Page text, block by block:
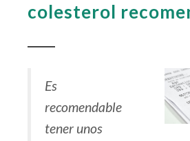
colesterol
Es
recomendable
tener unos